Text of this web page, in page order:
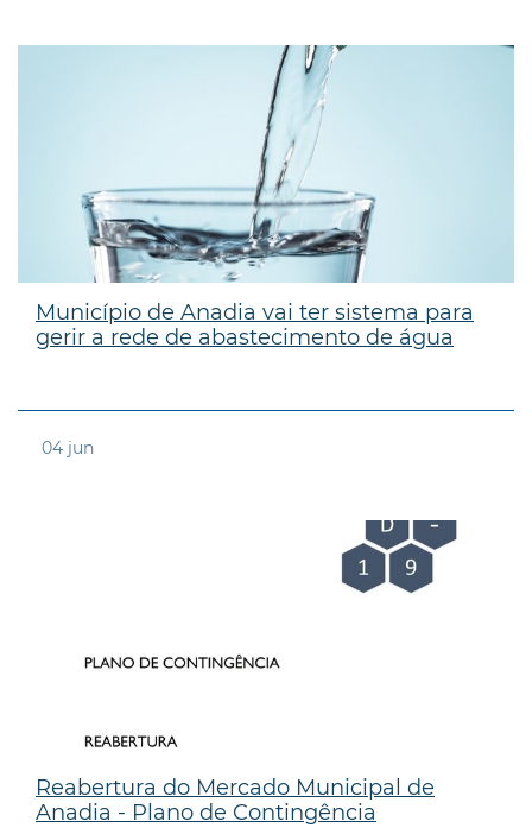
Município de Anadia vai ter sistema para
gerir a rede de abastecimento de água
04 jun
Reabertura do Mercado Municipal de
Anadia - Plano de Contingência